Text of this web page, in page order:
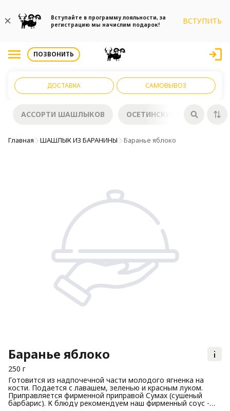
Вступайте в программу лояльности, за
регистрацию мы начислим подарок!
ВСТУПИТЬ
ПОЗВОНИТЬ
ДОСТАВКА САМОВЫВОЗ
АССОРТИ ШАШЛЫКОВ ОСЕТИНСКИЕ ПИРОГИ
Главная ШАШЛЫК ИЗ БАРАНИНЫ Баранье яблоко
Баранье яблоко
250 г
Готовится из надпочечной части молодого ягненка на
кости. Подается с лавашем, зеленью и красным луком.
Приправляется фирменной приправой Сумах (сушеный
барбарис). К блюду рекомендуем наш фирменный соус -